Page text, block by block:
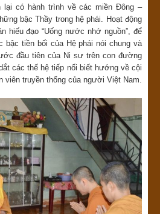
lại có hành trình về các miền Đông –
bậc Thầy trong hệ phái. Hoạt động
hiếu đạo “Uống nước nhớ nguồn”, để
bậc tiền bối của Hệ phái nói chung và
đầu tiên của Ni sư trên con đường
các thế hệ tiếp nối biết hướng về cội
viên truyền thống của người Việt Nam.